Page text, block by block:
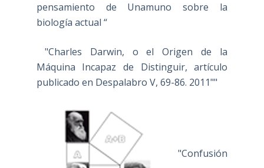
pensamiento de Unamuno sobre la
biología actual “
"Charles Darwin, o el Origen de la
Máquina Incapaz de Distinguir, artículo
publicado en Despalabro V, 69-86. 2011""
"Confusión